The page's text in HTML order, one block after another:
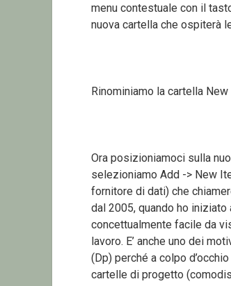
menu contestuale con il
nuova cartella che ospiterà
Rinominiamo la cartella
Ora posizioniamoci sulla
selezioniamo Add -> New
fornitore di dati) che
dal 2005, quando ho
concettualmente facile da
lavoro. E’ anche uno dei
(Dp) perché a colpo
cartelle di progetto